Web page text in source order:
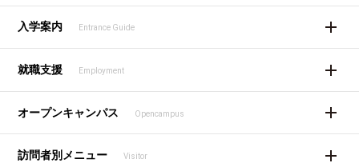
入学案内 Entrance Guide
就職支援 Employment
オープンキャンパス Opencampus
訪問者別メニュー Visitor